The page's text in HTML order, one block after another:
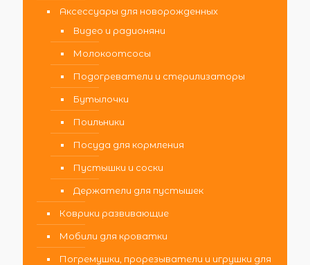
Аксессуары для новорожденных
Видео и радионяни
Молокоотсосы
Подогреватели и стерилизаторы
Бутылочки
Поильники
Посуда для кормления
Пустышки и соски
Держатели для пустышек
Коврики развивающие
Мобили для кроватки
Погремушки, прорезыватели и игрушки для